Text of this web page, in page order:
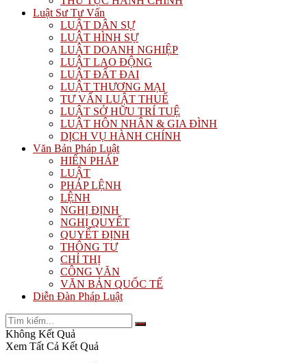
Luật Sư Tư Vấn
LUẬT DÂN SỰ
LUẬT HÌNH SỰ
LUẬT DOANH NGHIỆP
LUẬT LAO ĐỘNG
LUẬT ĐẤT ĐAI
LUẬT THƯƠNG MẠI
TƯ VẤN LUẬT THUẾ
LUẬT SỞ HỮU TRÍ TUỆ
LUẬT HÔN NHÂN & GIA ĐÌNH
DỊCH VỤ HÀNH CHÍNH
Văn Bản Pháp Luật
HIẾN PHÁP
LUẬT
PHÁP LỆNH
LỆNH
NGHỊ ĐỊNH
NGHỊ QUYẾT
QUYẾT ĐỊNH
THÔNG TƯ
CHỈ THỊ
CÔNG VĂN
VĂN BẢN QUỐC TẾ
Diễn Đàn Pháp Luật
Không Kết Quả
Xem Tất Cả Kết Quả